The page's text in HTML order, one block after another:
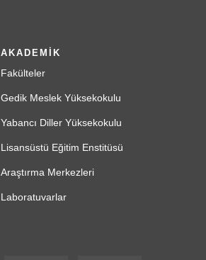
AKADEMİK
Fakülteler
Gedik Meslek Yüksekokulu
Yabancı Diller Yüksekokulu
Lisansüstü Eğitim Enstitüsü
Araştırma Merkezleri
Laboratuvarlar